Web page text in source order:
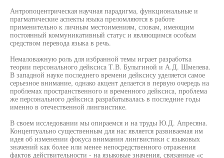
Антропоцентрическая научная парадигма, функциональные и
прагматические аспекты языка преломляются в работе
применительно к личным местоимениям, словам, имеющим
постоянный коммуникативный статус и являющимся особым
средством перевода языка в речь.
Немаловажную роль для избранной темы играет разработка
теории персонального дейксиса Т.В. Булыгиной и А.Д. Шмелева.
В западной науке последнего времени дейксису уделяется самое
серьезное внимание, однако акцент делается в первую очередь на
проблемах пространственного и временного дейксиса, проблема
же персонального дейксиса разрабатывалась в последние годы
именно в отечественной лингвистике.
В своем исследовании мы опираемся и на труды Ю.Д. Апресяна.
Концептуально существенным для нас является развиваемая им
идея об изменении фокуса внимания лингвистики с языковых
значений как более или менее непосредственного отражения
фактов действительности - на языковые значения, связанные «с